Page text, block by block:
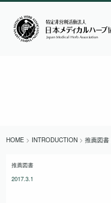
HOME > INTRODUCTION > 推薦図書
推薦図書
2017.3.1